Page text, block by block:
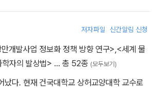
저자파일 신간알림 신청
개발사업 정보화 정책 방향 연구> <세계 물
자의 발상법> … 총 52종 (모두보기)
났다. 현재 건국대학교 상허교양대학 교수로